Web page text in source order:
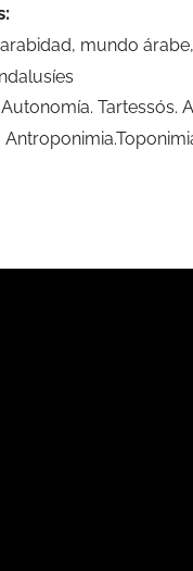
mundo
Tartessós.